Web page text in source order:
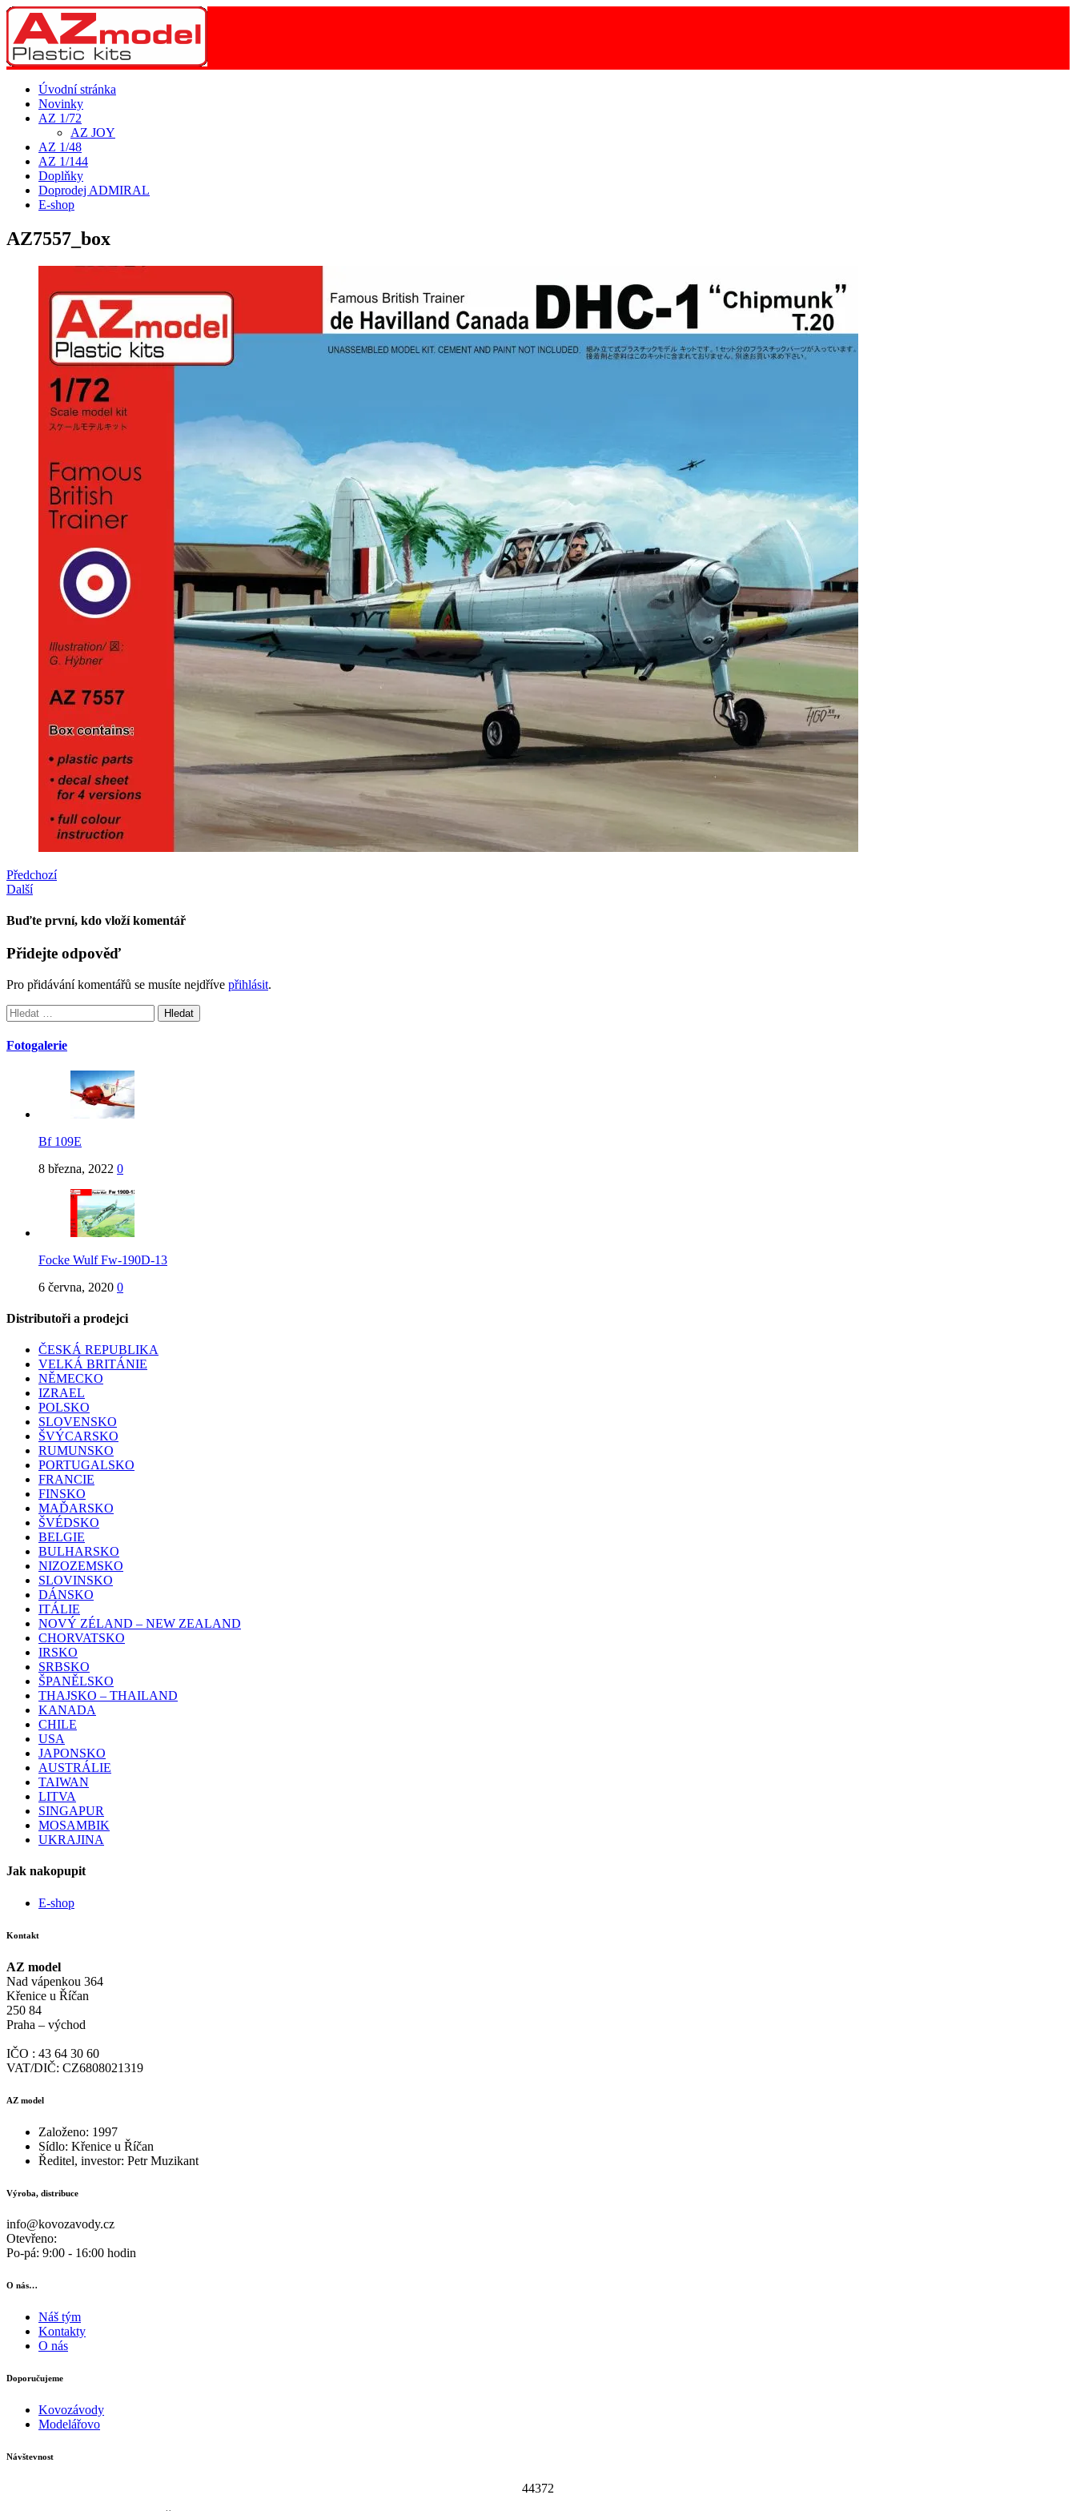
Úvodní stránka
Novinky
AZ 1/72
AZ JOY
AZ 1/48
AZ 1/144
Doplňky
Doprodej ADMIRAL
E-shop
AZ7557_box
Předchozí
Další
Buďte první, kdo vloží komentář
Přidejte odpověď
Pro přidávání komentářů se musíte nejdříve přihlásit.
Vyhledávání
Fotogalerie
Bf 109E
8 března, 2022 0
Focke Wulf Fw-190D-13
6 června, 2020 0
Distributoři a prodejci
ČESKÁ REPUBLIKA
VELKÁ BRITÁNIE
NĚMECKO
IZRAEL
POLSKO
SLOVENSKO
ŠVÝCARSKO
RUMUNSKO
PORTUGALSKO
FRANCIE
FINSKO
MAĎARSKO
ŠVÉDSKO
BELGIE
BULHARSKO
NIZOZEMSKO
SLOVINSKO
DÁNSKO
ITÁLIE
NOVÝ ZÉLAND – NEW ZEALAND
CHORVATSKO
IRSKO
SRBSKO
ŠPANĚLSKO
THAJSKO – THAILAND
KANADA
CHILE
USA
JAPONSKO
AUSTRÁLIE
TAIWAN
LITVA
SINGAPUR
MOSAMBIK
UKRAJINA
Jak nakopupit
E-shop
Kontakt
AZ model
Nad vápenkou 364
Křenice u Říčan
250 84
Praha – východ
IČO : 43 64 30 60
VAT/DIČ: CZ6808021319
AZ model
Založeno: 1997
Sídlo: Křenice u Říčan
Ředitel, investor: Petr Muzikant
Výroba, distribuce
info@kovozavody.cz
Otevřeno:
Po-pá: 9:00 - 16:00 hodin
O nás…
Náš tým
Kontakty
O nás
Doporučujeme
Kovozávody
Modelářovo
Návštevnost
44372